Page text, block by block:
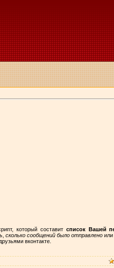
который составит список Вашей
,сколько сообщений было отправлено или
вконтакте.